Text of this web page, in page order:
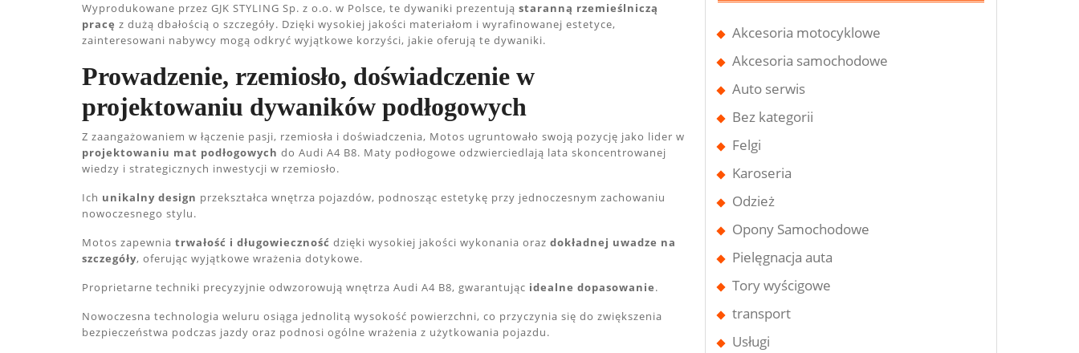
Wyprodukowane przez GJK STYLING Sp. z o.o. w Polsce, te dywaniki prezentują staranną rzemieślniczą
pracę z dużą dbałością o szczegóły. Dzięki wysokiej jakości materiałom i wyrafinowanej estetyce,
zainteresowani nabywcy mogą odkryć wyjątkowe korzyści, jakie oferują te dywaniki.
Prowadzenie, rzemiosło, doświadczenie w
projektowaniu dywaników podłogowych
Z zaangażowaniem w łączenie pasji, rzemiosła i doświadczenia, Motos ugruntowało swoją pozycję jako lider w
projektowaniu mat podłogowych do Audi A4 B8. Maty podłogowe odzwierciedlają lata skoncentrowanej
wiedzy i strategicznych inwestycji w rzemiosło.
Ich unikalny design przekształca wnętrza pojazdów, podnosząc estetykę przy jednoczesnym zachowaniu
nowoczesnego stylu.
Motos zapewnia trwałość i długowieczność dzięki wysokiej jakości wykonania oraz dokładnej uwadze na
szczegóły, oferując wyjątkowe wrażenia dotykowe.
Proprietarne techniki precyzyjnie odwzorowują wnętrza Audi A4 B8, gwarantując idealne dopasowanie.
Nowoczesna technologia weluru osiąga jednolitą wysokość powierzchni, co przyczynia się do zwiększenia
bezpieczeństwa podczas jazdy oraz podnosi ogólne wrażenia z użytkowania pojazdu.
Akcesoria motocyklowe
Akcesoria samochodowe
Auto serwis
Bez kategorii
Felgi
Karoseria
Odzież
Opony Samochodowe
Pielęgnacja auta
Tory wyścigowe
transport
Usługi